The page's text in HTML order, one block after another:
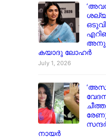
കയാദു ലോഹർ
July 1, 2026
നായർ